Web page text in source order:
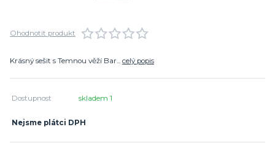
Ohodnotit produkt
Krásný sešit s Temnou věží Bar... celý popis
Dostupnost skladem 1
Nejsme plátci DPH